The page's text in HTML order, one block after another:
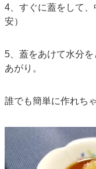
4、すぐに蓋をして
安）
5、蓋をあけて水分
あがり。
誰でも簡単に作れち